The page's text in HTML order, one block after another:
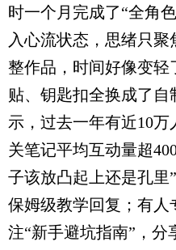
时一个月完成了“全角
入心流状态，思绪只
整作品，时间好像变轻
贴、钥匙扣全换成了
示，过去一年有近10万
关笔记平均互动量超
子该放凸起上还是孔里
保姆级教学回复；有人
注“新手避坑指南”，分